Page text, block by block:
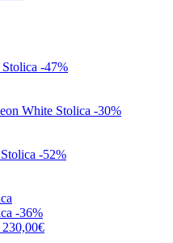
-47%
-30%
-52%
-36%
230,00€